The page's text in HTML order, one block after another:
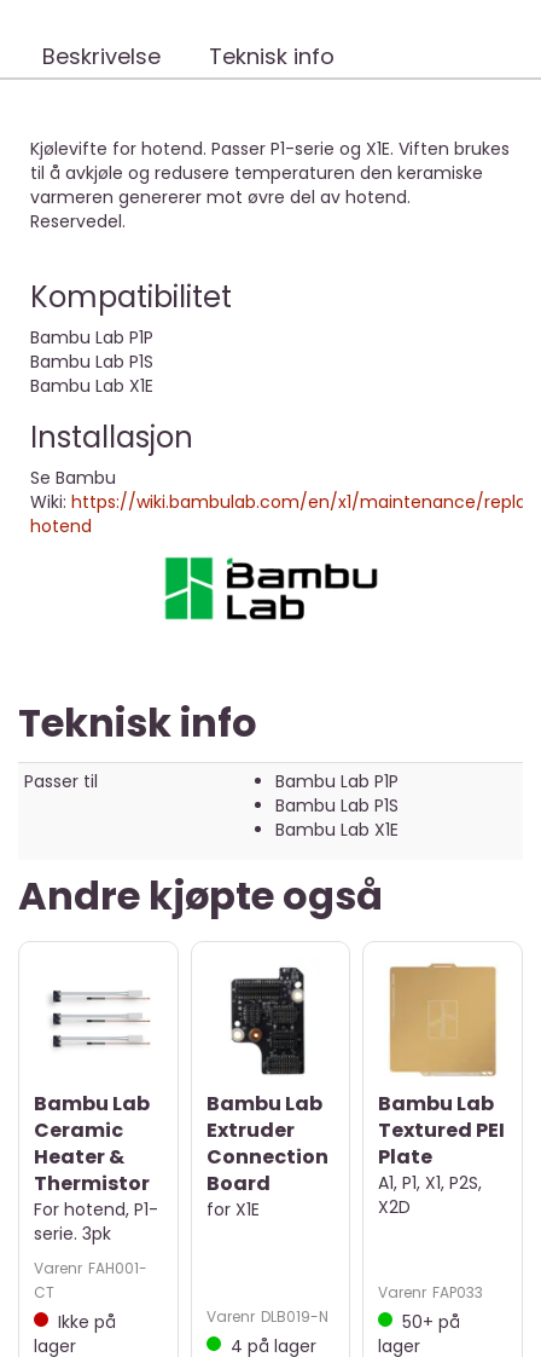
Beskrivelse Teknisk info
Kjølevifte for hotend. Passer P1-serie og X1E. Viften brukes
til å avkjøle og redusere temperaturen den keramiske
varmeren genererer mot øvre del av hotend.
Reservedel.
Kompatibilitet
Bambu Lab P1P
Bambu Lab P1S
Bambu Lab X1E
Installasjon
Se Bambu
Wiki: https://wiki.bambulab.com/en/x1/maintenance/
hotend
Teknisk info
Passer til
Bambu Lab P1P
Bambu Lab P1S
Bambu Lab X1E
Andre kjøpte også
Bambu Lab
Ceramic
Heater &
Thermistor
For hotend, P1-
serie. 3pk
Varenr FAH001-
CT
Ikke på
lager
Bambu Lab
Extruder
Connection
Board
for X1E
Varenr DLB019-N
4 på lager
Bambu Lab
Textured PEI
Plate
A1, P1, X1, P2S,
X2D
Varenr FAP033
50+ på
lager